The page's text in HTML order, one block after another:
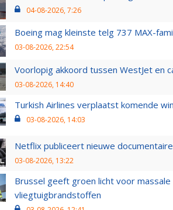
04-08-2026, 7:26
Boeing mag kleinste telg 737 MAX-
03-08-2026, 22:54
Voorlopig akkoord tussen WestJet en
03-08-2026, 14:40
Turkish Airlines verplaatst komende
03-08-2026, 14:03
Netflix publiceert nieuwe
03-08-2026, 13:22
Brussel geeft groen licht voor
vliegtuigbrandstoffen